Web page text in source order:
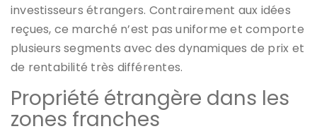
investisseurs étrangers. Contrairement aux idées
reçues, ce marché n’est pas uniforme et comporte
plusieurs segments avec des dynamiques de prix et
de rentabilité très différentes.
Propriété étrangère dans les
zones franches